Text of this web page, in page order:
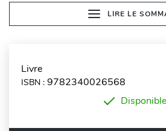
LIRE LE
Livre
ISBN : 9782340026568
Disponible